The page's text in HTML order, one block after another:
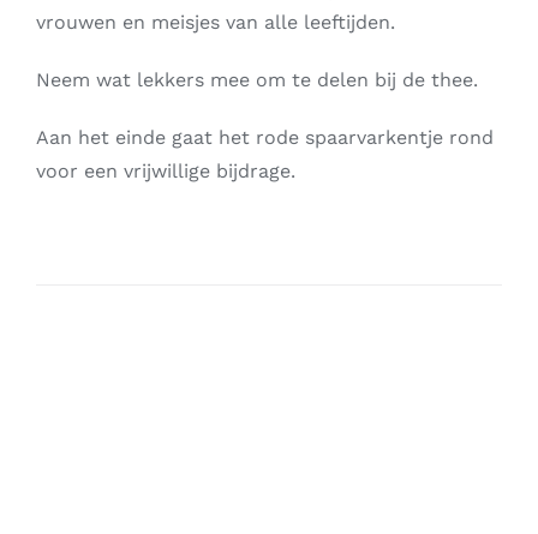
vrouwen en meisjes van alle leeftijden.
Neem wat lekkers mee om te delen bij de thee.
Aan het einde gaat het rode spaarvarkentje rond
voor een vrijwillige bijdrage.